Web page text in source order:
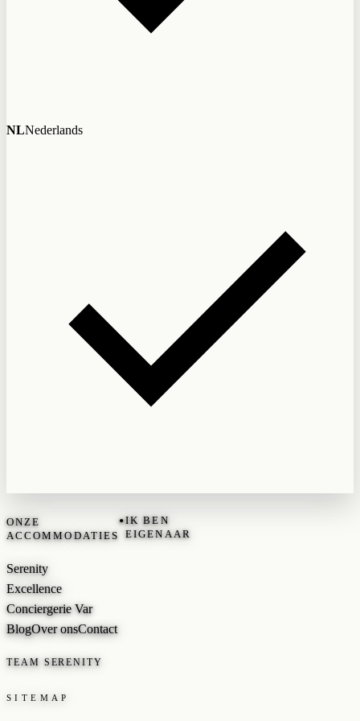
NLNederlands
ONZE
ACCOMMODATIES
•IK BEN
EIGENAAR
Serenity
Excellence
Conciergerie Var
BlogOver onsContact
TEAM SERENITY
SITEMAP